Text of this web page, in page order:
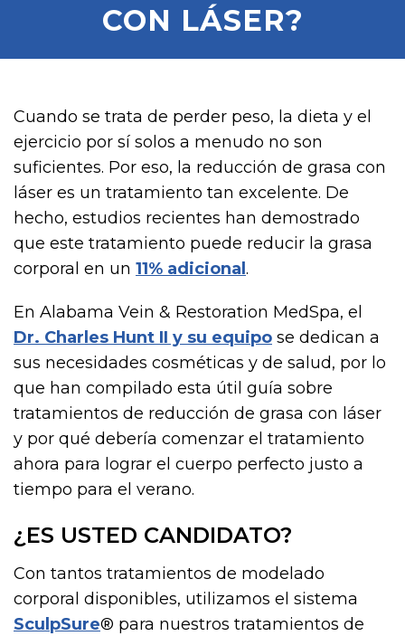
CON LÁSER?
Cuando se trata de perder peso, la dieta y el
ejercicio por sí solos a menudo no son
suficientes. Por eso, la reducción de grasa con
láser es un tratamiento tan excelente. De
hecho, estudios recientes han demostrado
que este tratamiento puede reducir la grasa
corporal en un 11% adicional.
En Alabama Vein & Restoration MedSpa, el
Dr. Charles Hunt II y su equipo se dedican a
sus necesidades cosméticas y de salud, por lo
que han compilado esta útil guía sobre
tratamientos de reducción de grasa con láser
y por qué debería comenzar el tratamiento
ahora para lograr el cuerpo perfecto justo a
tiempo para el verano.
¿ES USTED CANDIDATO?
Con tantos tratamientos de modelado
corporal disponibles, utilizamos el sistema
SculpSure® para nuestros tratamientos de